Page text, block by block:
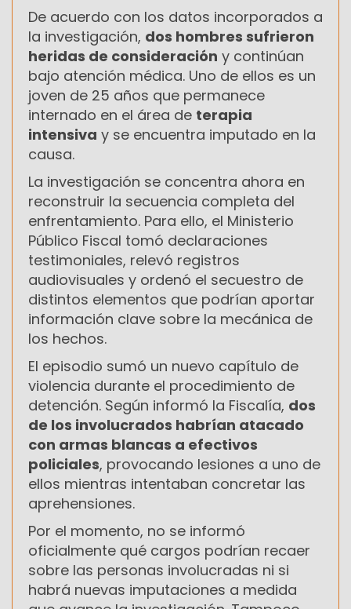
De acuerdo con los datos incorporados a
la investigación, dos hombres sufrieron
heridas de consideración y continúan
bajo atención médica. Uno de ellos es un
joven de 25 años que permanece
internado en el área de terapia
intensiva y se encuentra imputado en la
causa.
La investigación se concentra ahora en
reconstruir la secuencia completa del
enfrentamiento. Para ello, el Ministerio
Público Fiscal tomó declaraciones
testimoniales, relevó registros
audiovisuales y ordenó el secuestro de
distintos elementos que podrían aportar
información clave sobre la mecánica de
los hechos.
El episodio sumó un nuevo capítulo de
violencia durante el procedimiento de
detención. Según informó la Fiscalía, dos
de los involucrados habrían atacado
con armas blancas a efectivos
policiales, provocando lesiones a uno de
ellos mientras intentaban concretar las
aprehensiones.
Por el momento, no se informó
oficialmente qué cargos podrían recaer
sobre las personas involucradas ni si
habrá nuevas imputaciones a medida